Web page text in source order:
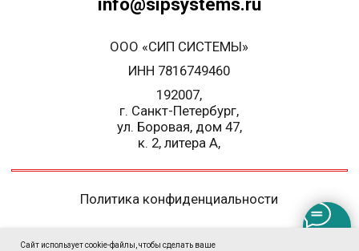
Сайт использует cookie-файлы, чтобы сделать ваше